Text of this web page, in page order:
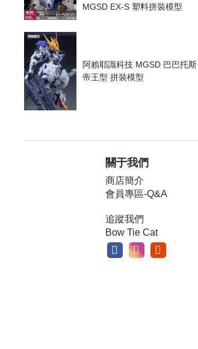
MGSD EX-S 塑料拼裝模型
阿賴耶識科技 MGSD 巴巴托斯
帝王型 拼裝模型
關于我們
商店簡介
會員專區-Q&A
追蹤我們
Bow Tie Cat